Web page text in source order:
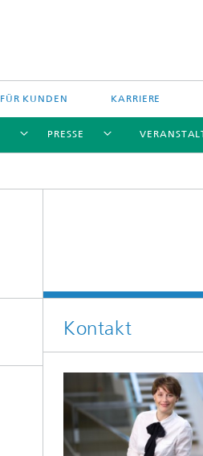
FÜR KUNDEN KARRIERE
Aktuelle Forschung
PRESSE
Kontakt